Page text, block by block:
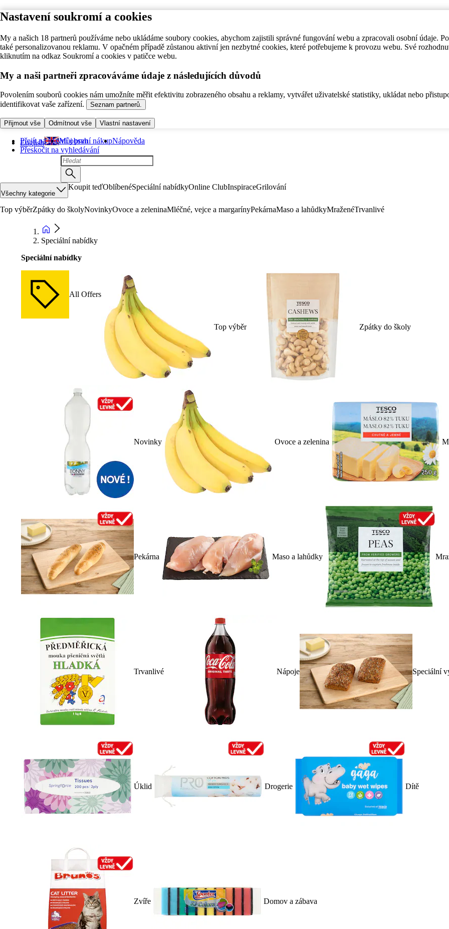
Nastavení soukromí a cookies
My a našich 18 partnerů používáme nebo ukládáme soubory cookies, abychom zajistili správné fungování webu a zpracovali osobní údaje.
také personalizovanou reklamu. V opačném případě zůstanou aktivní jen nezbytné cookies, které potřebujeme k provozu webu. Své
kliknutím na odkaz Soukromí a cookies v patičce webu.
My a naši partneři zpracováváme údaje z následujících důvodů
Povolením souborů cookies nám umožníte měřit efektivitu zobrazeného obsahu a reklamy, vytvářet uživatelské statistiky, ukládat nebo
identifikovat vaše zařízení.
Seznam partnerů.
Přijmout vše Odmítnout vše Vlastní nastavení
Přejít na hlavní obsah
Přeskočit na vyhledávání
English Můj první nákupNápověda
Všechny kategorie
Koupit teďOblíbenéSpeciální nabídkyOnline ClubInspiraceGrilování
Top výběrZpátky do školyNovinkyOvoce a zeleninaMléčné, vejce a margarínyPekárnaMaso a lahůdkyMraženéTrvanlivé
Speciální nabídky
Speciální nabídky
All Offers
Top výběr Zpátky do školy
Novinky Ovoce a zelenina
Pekárna Maso a lahůdky
Trvanlivé Nápoje Speciální
Úklid Drogerie Dítě
Zvíře Domov a zábava